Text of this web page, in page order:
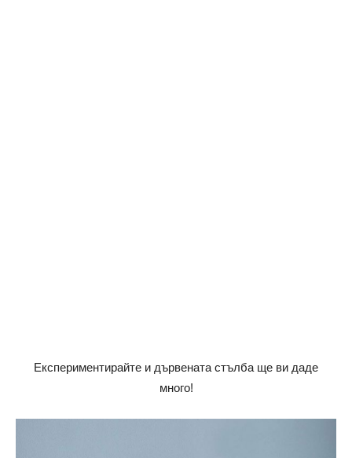
Експериментирайте и дървената стълба ще ви даде
много!